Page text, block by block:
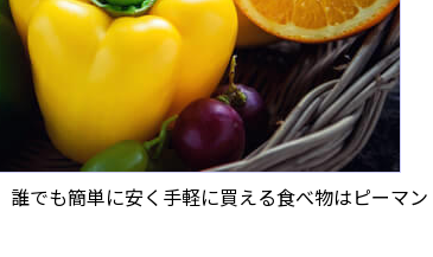
でも簡単に安く手軽に買える食べ物はピーマン